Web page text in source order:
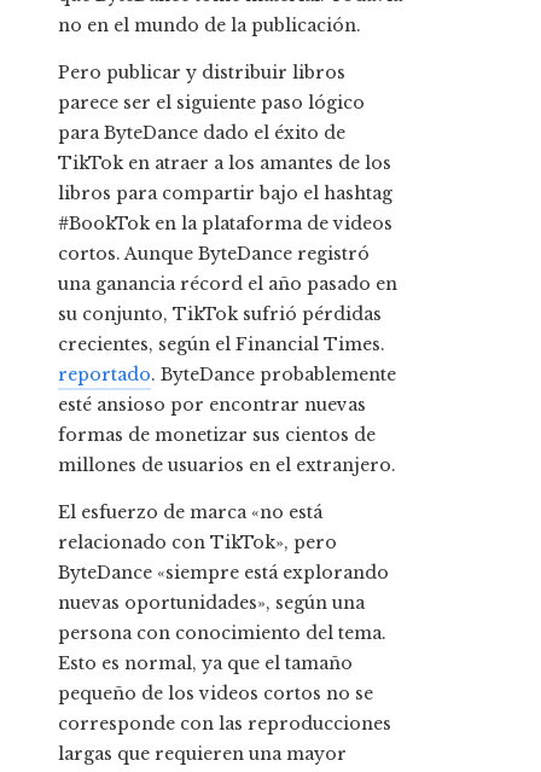
no en el mundo de la publicación.
Pero publicar y distribuir libros
parece ser el siguiente paso lógico
para ByteDance dado el éxito de
TikTok en atraer a los amantes de los
libros para compartir bajo el hashtag
#BookTok en la plataforma de videos
cortos. Aunque ByteDance registró
una ganancia récord el año pasado en
su conjunto, TikTok sufrió pérdidas
crecientes, según el Financial Times.
reportado. ByteDance probablemente
esté ansioso por encontrar nuevas
formas de monetizar sus cientos de
millones de usuarios en el extranjero.
El esfuerzo de marca «no está
relacionado con TikTok», pero
ByteDance «siempre está explorando
nuevas oportunidades», según una
persona con conocimiento del tema.
Esto es normal, ya que el tamaño
pequeño de los videos cortos no se
corresponde con las reproducciones
largas que requieren una mayor